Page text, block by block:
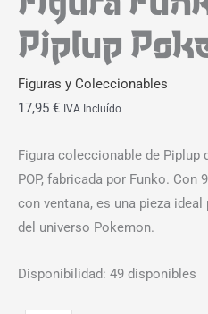
Piplup
Figuras y Coleccionables
17,95 € IVA Incluído
Figura coleccionable de Piplup
POP, fabricada por Funko.
con ventana, es una pieza
del universo Pokemon.
Disponibilidad: 49 disponibles